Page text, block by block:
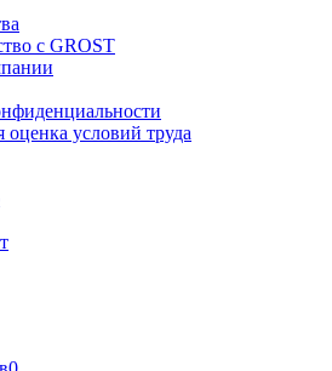
с GROST
оценка условий труда